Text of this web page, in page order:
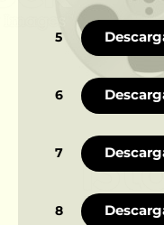
5
6
7
8